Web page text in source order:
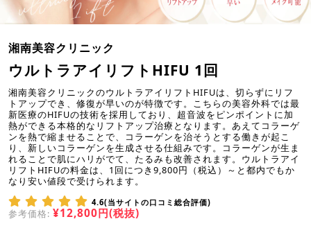
湘南美容クリニック
ウルトラアイリフトHIFU 1回
湘南美容クリニックのウルトラアイリフトHIFUは、切らずにリフ
トアップでき、修復が早いのが特徴です。こちらの美容外科では最
新医療のHIFUの技術を採用しており、超音波をピンポイントに加
熱ができる本格的なリフトアップ治療となります。あえてコラーゲ
ンを熱で縮ませることで、コラーゲンを治そうとする働きが起こ
り、新しいコラーゲンを生成させる仕組みです。コラーゲンが生ま
れることで肌にハリがでて、たるみも改善されます。ウルトラアイ
リフトHIFUの料金は、1回につき9,800円（税込）～と都内でもか
なり安い値段で受けられます。
4.6(当サイトの口コミ総合評価)
参考価格: ¥12,800円(税抜)